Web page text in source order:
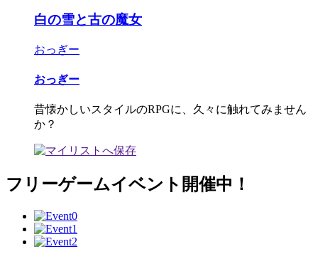
白の雪と古の魔女
おっぎー
おっぎー
昔懐かしいスタイルのRPGに、久々に触れてみません
か？
フリーゲームイベント開催中！